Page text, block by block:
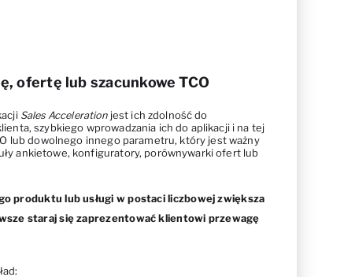
ofertę lub szacunkowe TCO
Sales Accelerationjest ich zdolność do
szybkiego wprowadzania ich do aplikacji i na tej
lub dowolnego innego parametru, który jest ważny
ankietowe, konfiguratory, porównywarki ofert lub
produktu lub usługi w postaci liczbowej zwiększa
staraj się zaprezentować klientowi przewagę